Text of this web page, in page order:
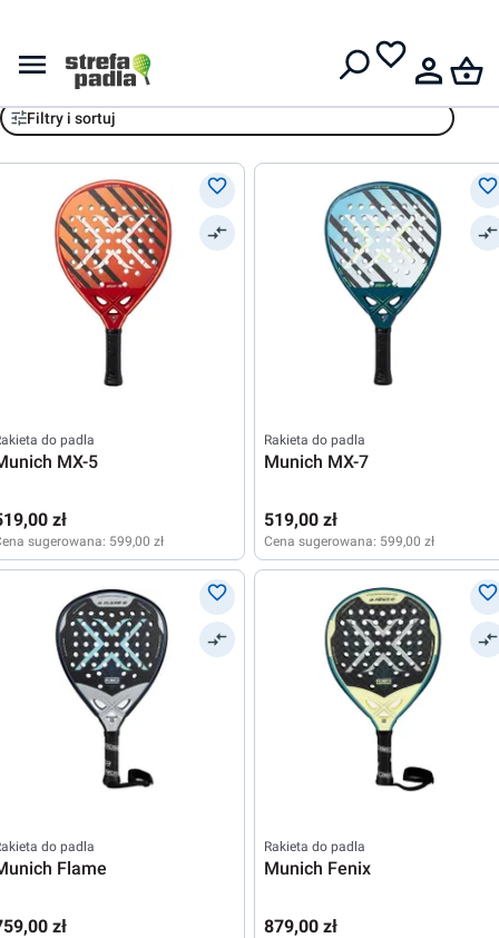
Munich
Filtry i sortuj
do padla
MX-5
zł
sugerowana: 599,00 zł
Rakieta do padla
Munich MX-7
519,00 zł
Cena sugerowana: 599,00 zł
do padla
Flame
zł
Rakieta do padla
Munich Fenix
879,00 zł